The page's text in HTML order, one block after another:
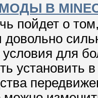
В
пойдет о
для
установить